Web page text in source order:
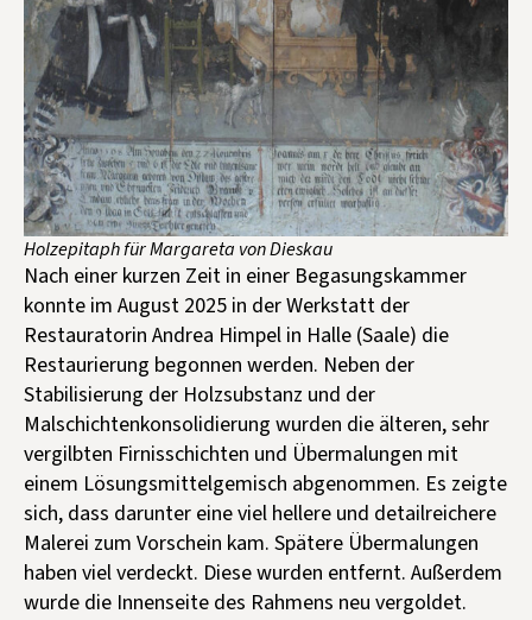
Holzepitaph für Margareta von Dieskau
Nach einer kurzen Zeit in einer Begasungskammer
konnte im August 2025 in der Werkstatt der
Restauratorin Andrea Himpel in Halle (Saale) die
Restaurierung begonnen werden. Neben der
Stabilisierung der Holzsubstanz und der
Malschichtenkonsolidierung wurden die älteren, sehr
vergilbten Firnisschichten und Übermalungen mit
einem Lösungsmittelgemisch abgenommen. Es zeigte
sich, dass darunter eine viel hellere und detailreichere
Malerei zum Vorschein kam. Spätere Übermalungen
haben viel verdeckt. Diese wurden entfernt. Außerdem
wurde die Innenseite des Rahmens neu vergoldet.